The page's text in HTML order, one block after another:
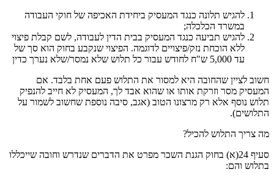
להגיש תלונה כנגד המעסיק ביחידת האכיפה של חוקי העבודה
במשרד הכלכלה;
להגיש תביעה כנגד המעסיק בבית הדין לעבודה, לשם קבלת פיצוי
ללא הוכחת נזק/פיצויים לדוגמה. הפיצוי שנקבע בחוק הוא סך של
עד 5,000 ש"ח לחודש עבור כל תלוש שלא נמסר/שלא נערך כדין
חשוב לציין שהחובה היא למסור את התלוש פעם אחת בלבד. אם
המעסיק מסר וזרקת אותו או שהוא אבד לך, המעסיק לא חייב להנפיק
תלוש נוסף אלא רק מרצונו הטוב (אגב, סיבה נוספת שחשוב לשמור על
התלושים).
מה צריך התלוש להכיל?
סעיף 24(א) בחוק הגנת השכר מפרט את הדברים שנדרש וחובה שייכללו
בתלוש והם: